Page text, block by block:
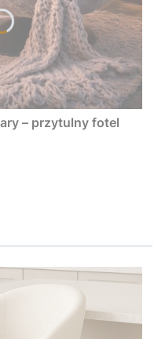
– przytulny fotel